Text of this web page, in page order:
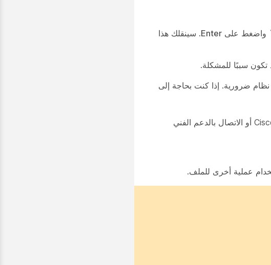
واضغط على Enter. سينقلك هذا
ضرورية. إذا كنت بحاجة إلى
بعد إكمال هذه الخطوات، حاول إعادة تشغيل Cisco Webex. إذا استمر الخطأ، فقد تحتاج إلى إعادة تثبيت Cisco Webex أو الاتصال بالدعم الفني